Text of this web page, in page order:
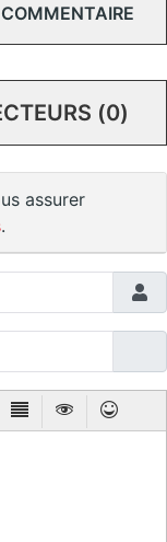
(0)
assurer
.